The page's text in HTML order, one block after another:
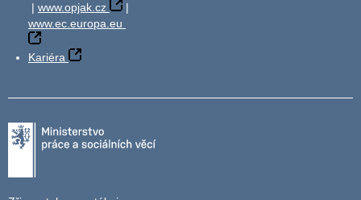
| www.opjak.cz
|
www.ec.europa.eu
Kariéra